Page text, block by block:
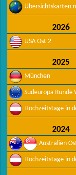
Übersichtskarten
2026
USA Ost 2
2025
München
Südeuropa Runde
Hochzeitstage in
2024
Australien
Hochzeitstage in